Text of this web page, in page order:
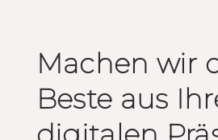
Machen wir
Beste aus